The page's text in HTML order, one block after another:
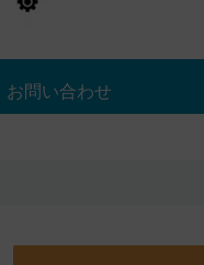
お問い合わせ